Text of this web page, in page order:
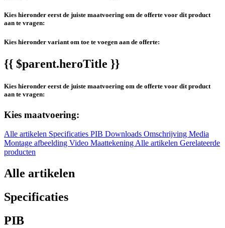
Kies hieronder eerst de juiste maatvoering om de offerte voor dit product
aan te vragen:
Kies hieronder variant om toe te voegen aan de offerte:
{{ $parent.heroTitle }}
Kies hieronder eerst de juiste maatvoering om de offerte voor dit product
aan te vragen:
Kies maatvoering:
Alle artikelen Specificaties PIB Downloads Omschrijving Media
Montage afbeelding Video MaattekeningAlle artikelen Gerelateerde
producten
Alle artikelen
Specificaties
PIB